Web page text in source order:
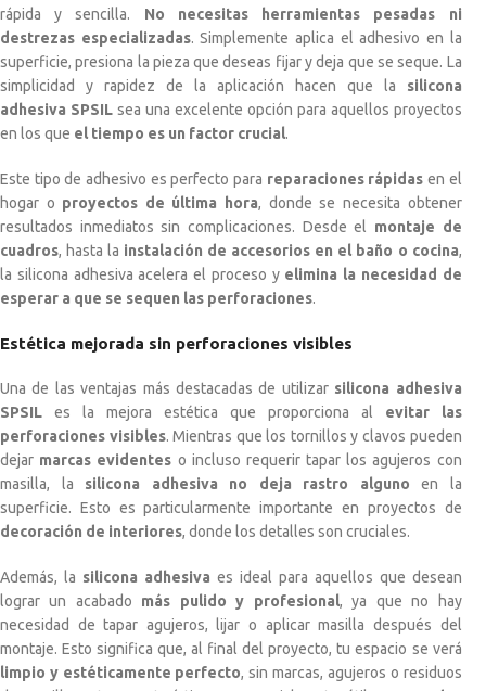
rápida y sencilla. No necesitas herramientas pesadas ni
destrezas especializadas. Simplemente aplica el adhesivo en la
superficie, presiona la pieza que deseas fijar y deja que se seque. La
simplicidad y rapidez de la aplicación hacen que la silicona
adhesiva SPSILsea una excelente opción para aquellos proyectos
en los que el tiempo es un factor crucial.
Este tipo de adhesivo es perfecto para reparaciones rápidas en el
hogar o proyectos de última hora, donde se necesita obtener
resultados inmediatos sin complicaciones. Desde el montaje de
cuadros, hasta la instalación de accesorios en el baño o cocina,
la silicona adhesiva acelera el proceso y elimina la necesidad de
esperar a que se sequen las perforaciones.
Estética mejorada sin perforaciones visibles
Una de las ventajas más destacadas de utilizar silicona adhesiva
SPSIL es la mejora estética que proporciona al evitar las
perforaciones visibles. Mientras que los tornillos y clavos pueden
dejar marcas evidentes o incluso requerir tapar los agujeros con
masilla, la silicona adhesiva no deja rastro alguno en la
superficie. Esto es particularmente importante en proyectos de
decoración de interiores, donde los detalles son cruciales.
Además, la silicona adhesiva es ideal para aquellos que desean
lograr un acabado más pulido y profesional, ya que no hay
necesidad de tapar agujeros, lijar o aplicar masilla después del
montaje. Esto significa que, al final del proyecto, tu espacio se verá
limpio y estéticamente perfecto, sin marcas, agujeros o residuos